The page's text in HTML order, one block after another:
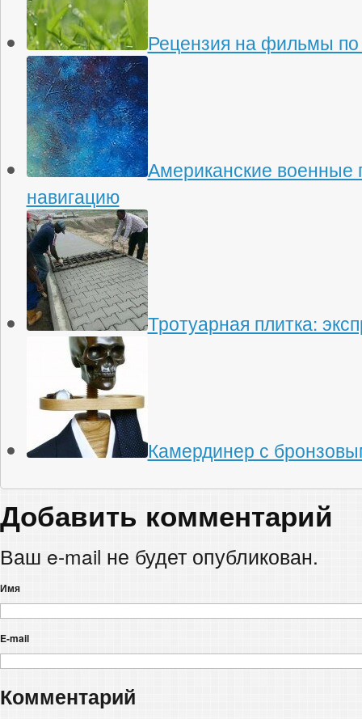
Рецензия на фильмы по
Американские военные
навигацию
Тротуарная плитка:
Камердинер с
Добавить комментарий
Ваш e-mail не будет опубликован.
Имя
E-mail
Комментарий